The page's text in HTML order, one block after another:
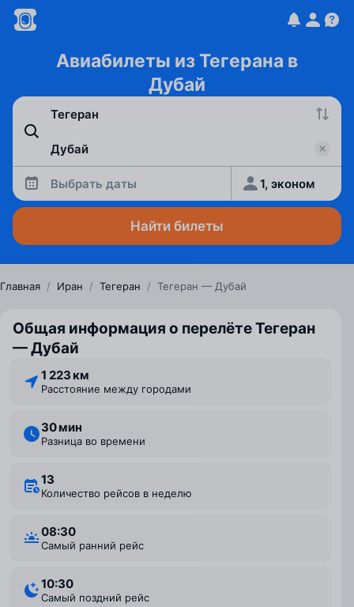
Авиабилеты из Тегерана в
Дубай
Выбрать даты 1, эконом
Найти билеты
Главная / Иран / Тегеран / Тегеран — Дубай
Общая информация о перелёте Тегеран
— Дубай
1 223 км
Расстояние между городами
30 мин
Разница во времени
13
Количество рейсов в неделю
08:30
Самый ранний рейс
10:30
Самый поздний рейс